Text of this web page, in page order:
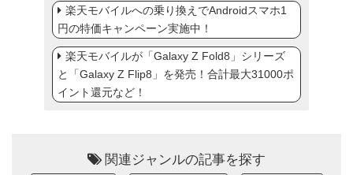
楽天モバイルへの乗り換えでAndroidスマホ1
円の特価キャンペーン実施中！
楽天モバイルが「Galaxy Z Fold8」シリーズ
と「Galaxy Z Flip8」を発売！合計最大31000ポ
イント還元など！
関連ジャンルの記事を探す